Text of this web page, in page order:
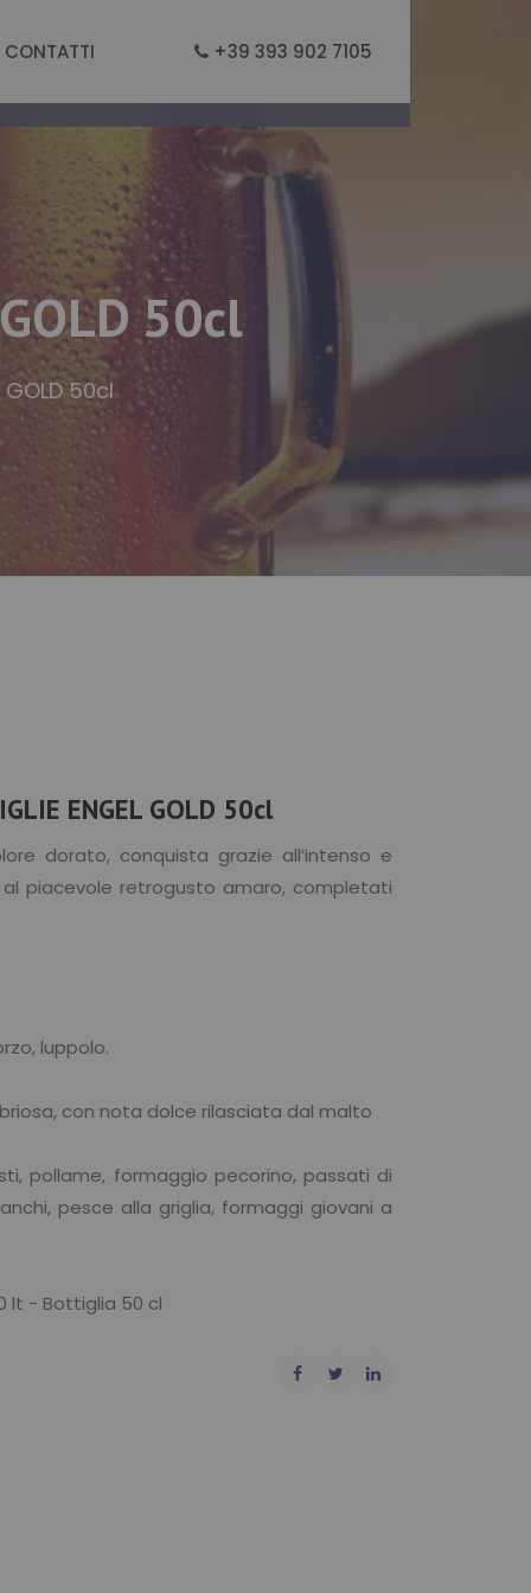
CONTATTI +39 393 902 7105
50cl
GOLD 50cl
ENGEL GOLD 50cl
dorato, conquista grazie all’intenso e
piacevole retrogusto amaro, completati
luppolo.
con nota dolce rilasciata dal malto
pollame, formaggio pecorino, passati di
pesce alla griglia, formaggi giovani a
lt - Bottiglia 50 cl